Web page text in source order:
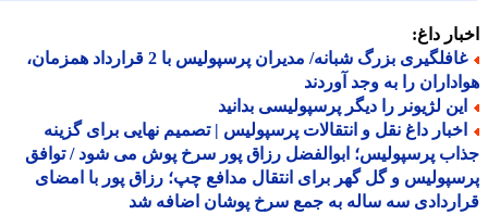
داغ:
غافلگیری بزرگ شبانه/ مدیران پرسپولیس با 2 قرارداد همزمان،
را به وجد آوردند
لژیونر را دیگر پرسپولیسی بدانید
داغ نقل و انتقالات پرسپولیس | تصمیم نهایی برای گزینه
پرسپولیس؛ ابوالفضل رزاق پور سرخ پوش می شود / توافق
و گل گهر برای انتقال مدافع چپ؛ رزاق پور با امضای
سه ساله به جمع سرخ پوشان اضافه شد